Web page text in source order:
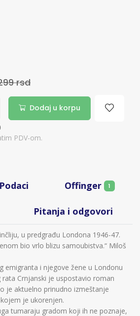
rsd
Dodaj u korpu
PDV-om.
Podaci Offinger 1
Pitanja i odgovori
u predgrađu Londona 1946-47.
bio vrlo blizu samoubistva.“ Miloš
emigranta i njegove žene u Londonu
Crnjanski je uspostavio roman
je aktuelno prinudno izmeštanje
je ukorenjen.
tumaraju gradom koji ih ne poznaje,